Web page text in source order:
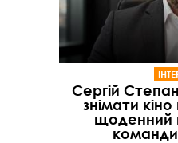
Сергій
знімати кіно
щоденний
команди